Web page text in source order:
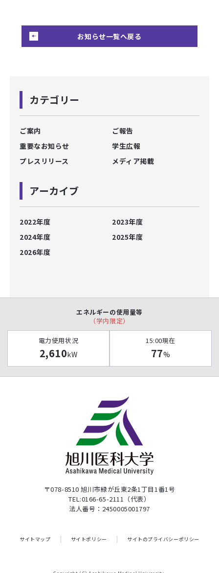
お知らせ一覧へ戻る
カテゴリー
ご案内
ご報告
重要なお知らせ
学生広報
プレスリリース
メディア掲載
アーカイブ
2022年度
2023年度
2024年度
2025年度
2026年度
〒078-8510 旭川市緑が丘東2条1丁目1番1号
TEL:0166-65-2111（代表）
法人番号：2450005001797
エネルギーの使用量等
（学内限定）
電力使用状況
2,610kW
15:00現在
77%
サイトマップ サイトポリシー サイトのプライバシーポリシー